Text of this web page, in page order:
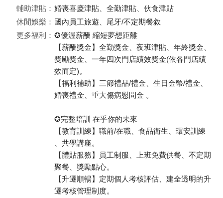
輔助津貼： 婚喪喜慶津貼、全勤津貼、伙食津貼
休閒娛樂： 國內員工旅遊、尾牙/不定期餐敘
更多福利： ✪優渥薪酬 縮短夢想距離
【薪酬獎金】全勤獎金、夜班津貼、年終獎金、
獎勵獎金、一年四次門店績效獎金(依各門店績
效而定)。
【福利補助】三節禮品/禮金、生日金幣/禮金、
婚喪禮金、重大傷病慰問金 。
✪完整培訓 在乎你的未來
【教育訓練】職前/在職、食品衛生、環安訓練
、共學講座。
【體貼服務】員工制服、上班免費供餐、不定期
聚餐、獎勵點心。
【升遷順暢】定期個人考核評估、建全透明的升
遷考核管理制度。